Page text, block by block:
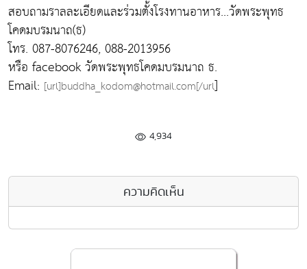
สอบถามราลละเอียดและร่วมตั้งโรงทานอาหาร...วัดพระพุทธ
โคดมบรมนาถ(ธ)
โทร. 087-8076246, 088-2013956
หรือ facebook วัดพระพุทธโคดมบรมนาถ ธ.
Email: [url]buddha_kodom@hotmail.com[/url]
4,934
ความคิดเห็น